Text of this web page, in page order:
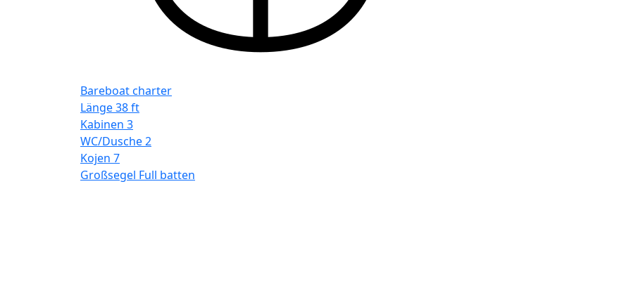
Bareboat charter
Länge38 ft
Kabinen 3
WC/Dusche2
Kojen 7
Großsegel Full batten